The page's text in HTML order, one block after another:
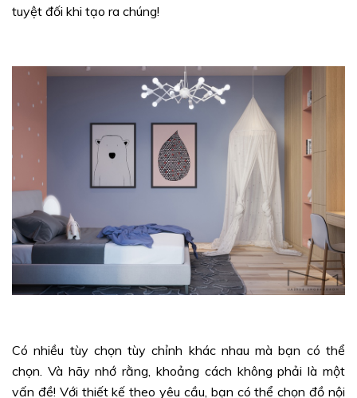
tuyệt đối khi tạo ra chúng!
Có nhiều tùy chọn tùy chỉnh khác nhau mà bạn có thể
chọn. Và hãy nhớ rằng, khoảng cách không phải là một
vấn đề! Với thiết kế theo yêu cầu, bạn có thể chọn đồ nội